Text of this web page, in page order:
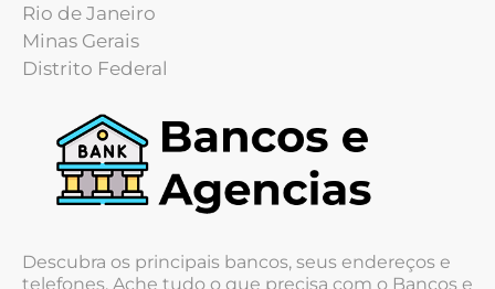
Rio de Janeiro
Minas Gerais
Distrito Federal
Descubra os principais bancos, seus endereços e
telefones. Ache tudo o que precisa com o Bancos e